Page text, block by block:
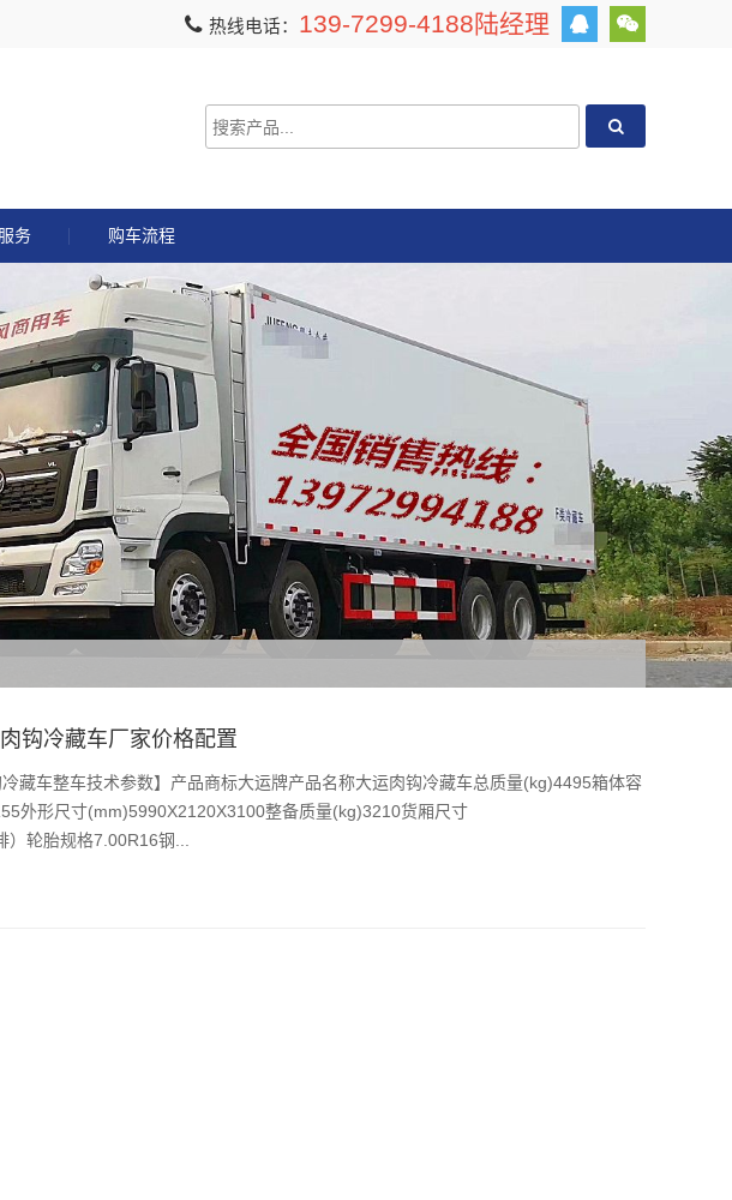
热线电话： 139-7299-4188陆经理
务 购车流程
钩冷藏车厂家价格配置
冷藏车整车技术参数】产品商标大运牌产品名称大运肉钩冷藏车总质量(kg)4495箱体容
外形尺寸(mm)5990X2120X3100整备质量(kg)3210货厢尺寸
轮胎规格7.00R16钢...